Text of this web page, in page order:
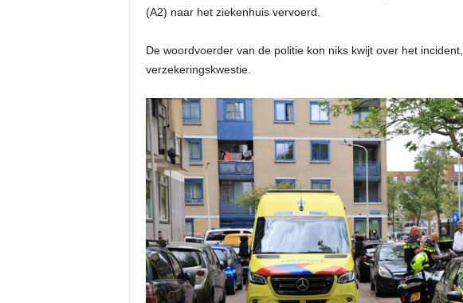
(A2) naar het ziekenhuis vervoerd.
De woordvoerder van de politie kon niks kwijt over het
verzekeringskwestie.